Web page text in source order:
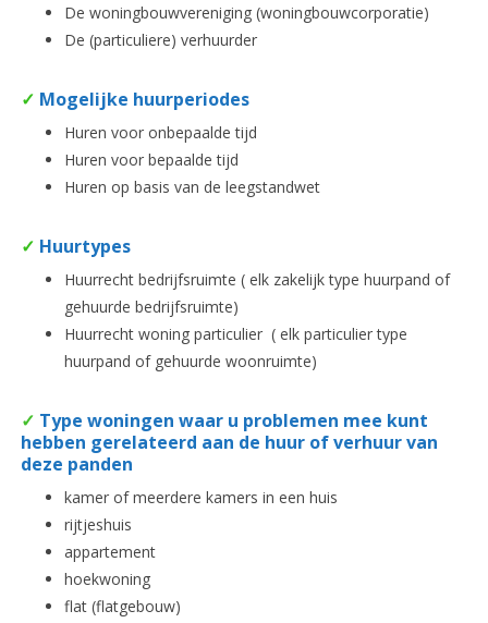
De woningbouwvereniging (woningbouwcorporatie)
De (particuliere) verhuurder
✓ Mogelijke huurperiodes
Huren voor onbepaalde tijd
Huren voor bepaalde tijd
Huren op basis van de leegstandwet
✓ Huurtypes
Huurrecht bedrijfsruimte ( elk zakelijk type huurpand of
gehuurde bedrijfsruimte)
Huurrecht woning particulier ( elk particulier type
huurpand of gehuurde woonruimte)
✓ Type woningen waar u problemen mee kunt
hebben gerelateerd aan de huur of verhuur van
deze panden
kamer of meerdere kamers in een huis
rijtjeshuis
appartement
hoekwoning
flat (flatgebouw)